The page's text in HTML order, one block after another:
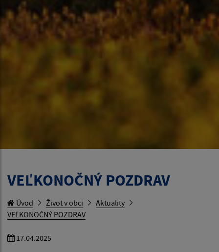
VEĽKONOČNÝ POZDRAV
Úvod Život v obci
Aktuality
VEĽKONOČNÝ POZDRAV
17.04.2025